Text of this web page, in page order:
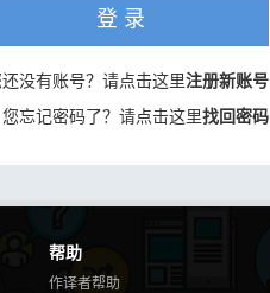
登 录
没有账号？请点击这里注册新账号
您忘记密码了？请点击这里找回密码
帮助
作译者帮助